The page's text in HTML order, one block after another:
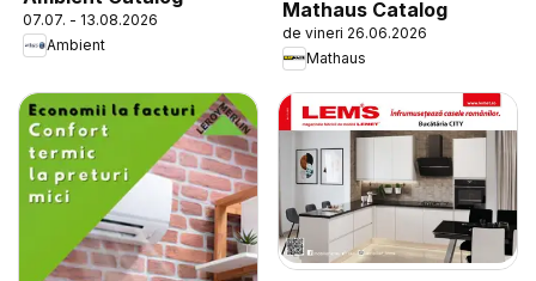
07.07. - 13.08.2026
Ambient
Mathaus Catalog
de vineri 26.06.2026
Mathaus